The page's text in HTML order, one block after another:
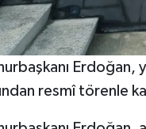
Erdoğan,
resmî törenle